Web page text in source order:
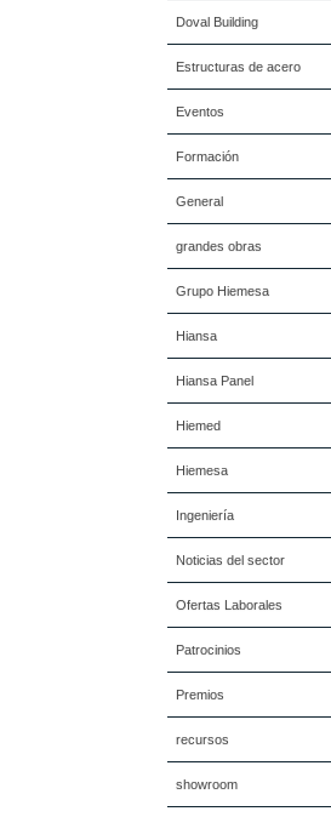
Doval Building
Estructuras de acero
Eventos
Formación
General
grandes obras
Grupo Hiemesa
Hiansa
Hiansa Panel
Hiemed
Hiemesa
Ingeniería
Noticias del sector
Ofertas Laborales
Patrocinios
Premios
recursos
showroom